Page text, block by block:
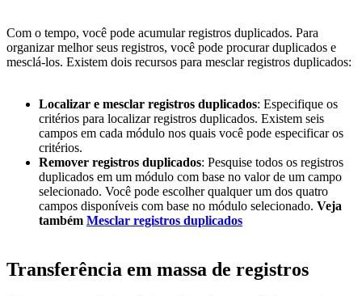
Com o tempo, você pode acumular registros duplicados. Para
organizar melhor seus registros, você pode procurar duplicados e
mesclá-los. Existem dois recursos para mesclar registros duplicados:
Localizar e mesclar registros duplicados: Especifique os
critérios para localizar registros duplicados. Existem seis
campos em cada módulo nos quais você pode especificar os
critérios.
Remover registros duplicados: Pesquise todos os registros
duplicados em um módulo com base no valor de um campo
selecionado. Você pode escolher qualquer um dos quatro
campos disponíveis com base no módulo selecionado. Veja
também Mesclar registros duplicados
Transferência em massa de registros